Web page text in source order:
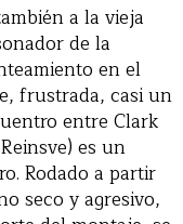
a la vieja
de la
en el
frustrada, casi un
entre Clark
es un
Rodado a partir
seco y agresivo,